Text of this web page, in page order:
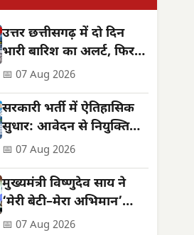
उत्तर छत्तीसगढ़ में दो दिन
भारी बारिश का अलर्ट, फिर
थमेगा जोर
📅 07 Aug 2026
सरकारी भर्ती में ऐतिहासिक
सुधार: आवेदन से नियुक्ति
तक सब समयबद्ध व
ऑनलाइन
📅 07 Aug 2026
मुख्यमंत्री विष्णुदेव साय ने
‘मेरी बेटी–मेरा अभिमान’
अभियान का किया शुभारंभ
📅 07 Aug 2026